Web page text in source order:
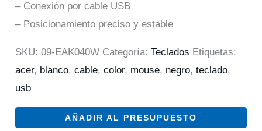
– Conexión por cable USB
– Posicionamiento preciso y estable
SKU:09-EAK040W Categoría:Teclados Etiquetas:
acer, blanco,cable,color, mouse, negro,teclado,
usb
AÑADIR AL PRESUPUESTO